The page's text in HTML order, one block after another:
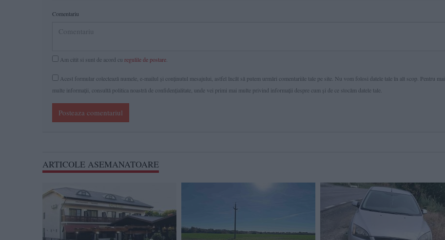
Comentariu
Am citit si sunt de acord cu regulile de postare.
Acest formular colectează numele, e-mailul şi conținutul mesajului, astfel încât să putem urmări comentariile tale pe site. Nu vom folosi datele tale în alt scop. Pentru mai
multe informaţii, consultă politica noastră de confidenţialitate, unde vei primi mai multe privind informaţii despre cum și de ce stocăm datele tale.
Posteaza comentariul
ARTICOLE ASEMANATOARE